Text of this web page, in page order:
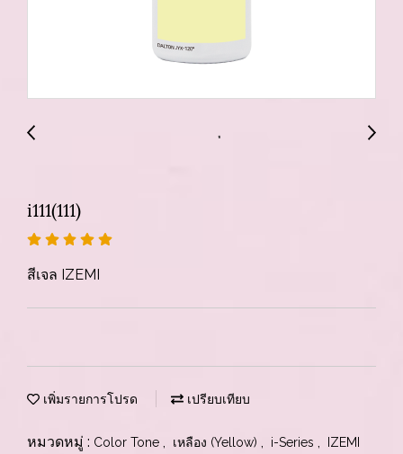
i111(111)
สีเจล IZEMI
เพิ่มรายการโปรด เปรียบเทียบ
หมวดหมู่ : Color Tone , เหลือง (Yellow) , i-Series ,
IZEMI